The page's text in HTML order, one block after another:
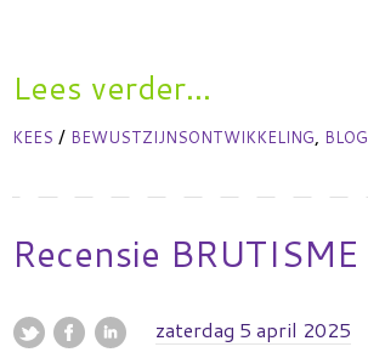
Lees verder...
KEES / BEWUSTZIJNSONTWIKKELING, BLOG
Recensie BRUTISME
zaterdag 5 april 2025